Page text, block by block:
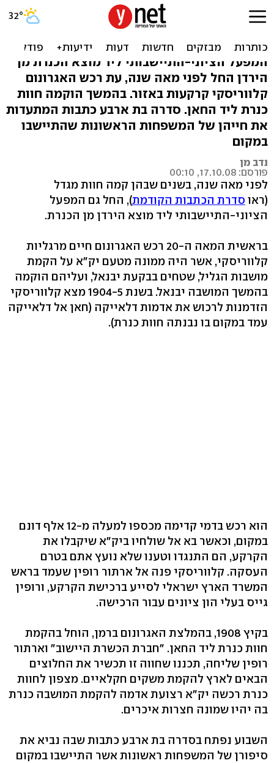
100 שנה להקמת המושבה
כנרת וחוות כנרת
המפעל הציוני-התיישבותי ליד מוצא הכנרת מן
הירדן החל לפני מאה שנה, עת רכש האגרונום
קלווריסקי קרקעות באזור. בהמשך הוקמה חוות
כנרת ליד החאן. סדרה בת ארבע כתבות המתעדות
את חייהן של המשפחות הראשונות שהתיישבו
במקום
נדב מן
פורסם: 17.10.08, 00:10
לפני מאה שנה, בשנים שבהן קמה חוות מגדל
(ראו סדרת הכתבות הקודמת), החל גם המפעל
הציוני-התיישבותי ליד מוצא הירדן מן הכנרת.
בראשית המאה ה-20 רכש האגרונום חיים מרגליות
קלווריסקי, אשר היה ממונה מטעם יק"א על הקמת
מושבות הגליל, שטחים בבקעת יבנאל, ועליהם הוקמה
בהמשך המושבה יבנאל. בשנת 1904-5 מצא קלווריסקי
הזדמנות לרכוש את אדמות דלאייקה (חאן אל דלאייקה
עמד במקום בו נבנתה חוות כנרת).
הוא רכש בדמי קדימה מכספו למעלה מ-12 אלף דונם
במקום, וכאשר בא אל שולחיו ביק"א שיקבלו את
הקרקע, הם התנגדו וטענו שלא נועץ אתם בטרם
העסקה. קלווריסקי פנה אל ארתור רופין שעמד בראש
המשרד הארץ ישראלי לסייע ברכישת הקרקע, ורופין
גייס בעלי הון ציונים עבור הרכישה.
בקיץ 1908, בהמלצת האגרונום ברמן, הוחל בהקמת
חוות כנרת ליד החאן. "חברת הכשרת היישוב" וארתור
רופין שליחה, תכננו שחווה זו תכשיר את החלוצים
הבאים לארץ להקמת משקים חקלאיים. מצפון לחוות
כנרת רכשה יק"א רצועת אדמה להקמת המושבה כנרת
בה יהיו שמונה חצרות איכרים.
השבוע נפתח בסדרה בת ארבע כתבות שבה נביא את
סיפורן של המשפחות ראשונות אשר התיישבו במקום